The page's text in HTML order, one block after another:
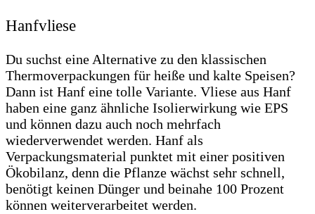
Hanfvliese
Du suchst eine Alternative zu den klassischen
Thermoverpackungen für heiße und kalte Speisen?
Dann ist Hanf eine tolle Variante. Vliese aus Hanf
haben eine ganz ähnliche Isolierwirkung wie EPS
und können dazu auch noch mehrfach
wiederverwendet werden. Hanf als
Verpackungsmaterial punktet mit einer positiven
Ökobilanz, denn die Pflanze wächst sehr schnell,
benötigt keinen Dünger und beinahe 100 Prozent
können weiterverarbeitet werden.